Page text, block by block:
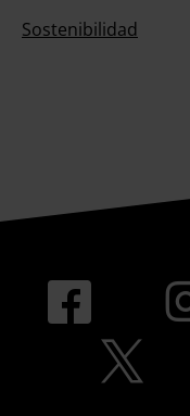
Sostenibilidad